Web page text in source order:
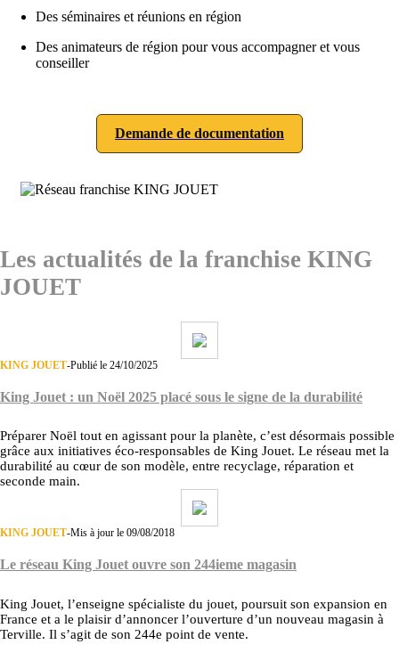
Des séminaires et réunions en région
Des animateurs de région pour vous accompagner et vous
conseiller
Demande de documentation
Les actualités de la franchise KING
JOUET
KING JOUET-Publié le 24/10/2025
King Jouet : un Noël 2025 placé sous le signe de la durabilité
Préparer Noël tout en agissant pour la planète, c’est désormais possible
grâce aux initiatives éco-responsables de King Jouet. Le réseau met la
durabilité au cœur de son modèle, entre recyclage, réparation et
seconde main.
KING JOUET-Mis à jour le 09/08/2018
Le réseau King Jouet ouvre son 244ieme magasin
King Jouet, l’enseigne spécialiste du jouet, poursuit son expansion en
France et a le plaisir d’annoncer l’ouverture d’un nouveau magasin à
Terville. Il s’agit de son 244e point de vente.